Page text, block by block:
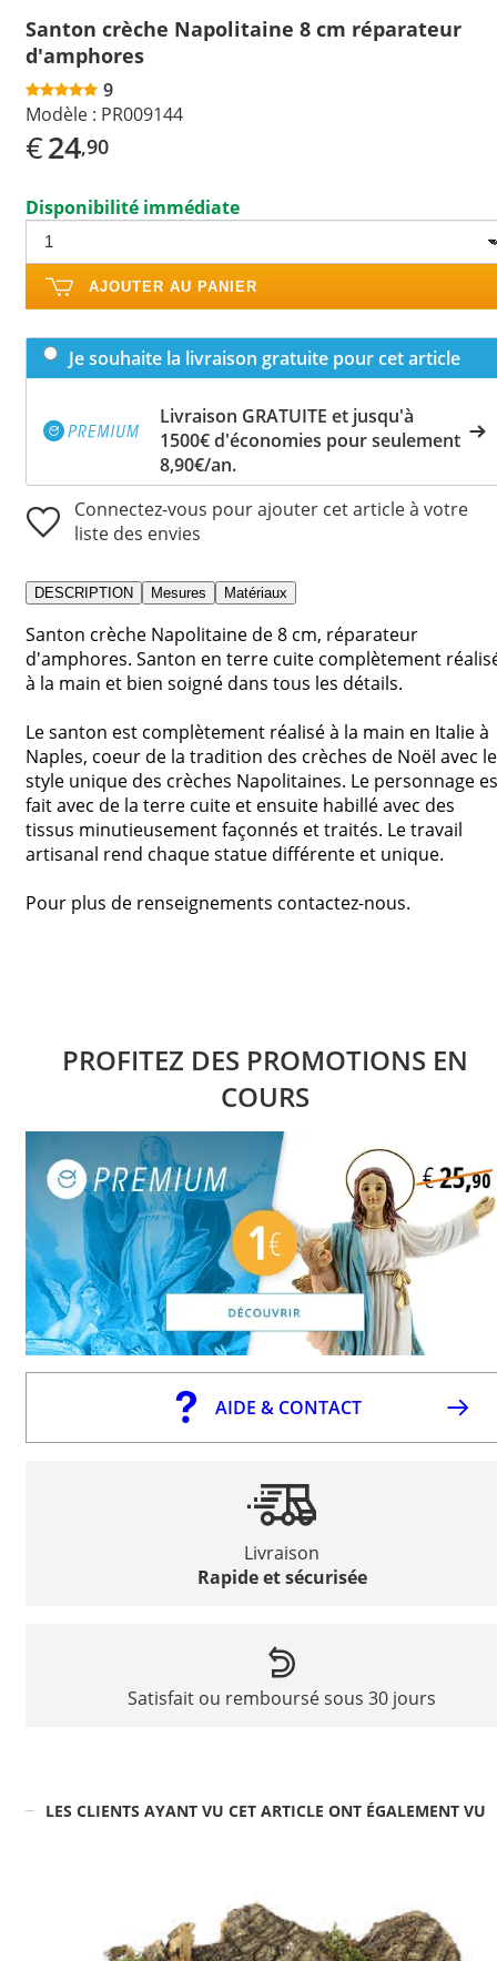
Santon crèche Napolitaine 8 cm réparateur
d'amphores
9
Modèle : PR009144
€24,90
Disponibilité immédiate
AJOUTER AU PANIER
Je souhaite la livraison gratuite pour cet article
Livraison GRATUITE et jusqu'à
1500€ d'économies pour seulement
8,90€/an.
Connectez-vous pour ajouter cet article à votre
liste des envies
DESCRIPTION Mesures Matériaux
Santon crèche Napolitaine de 8 cm, réparateur
d'amphores. Santon en terre cuite complètement
à la main et bien soigné dans tous les détails.
Le santon est complètement réalisé à la main en Italie à
Naples, coeur de la tradition des crèches de Noël avec le
style unique des crèches Napolitaines. Le personnage
fait avec de la terre cuite et ensuite habillé avec des
tissus minutieusement façonnés et traités. Le travail
artisanal rend chaque statue différente et unique.
Pour plus de renseignements contactez-nous.
PROFITEZ DES PROMOTIONS EN
COURS
AIDE & CONTACT
Livraison
Rapide et sécurisée
Satisfait ou remboursé sous 30 jours
LES CLIENTS AYANT VU CET ARTICLE ONT ÉGALEMENT VU